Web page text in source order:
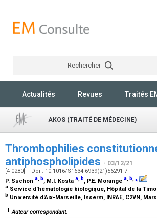
Rechercher
Actualités Revues Traités
AKOS (TRAITÉ DE MÉDECINE)
Thrombophilies
antiphospholipides - 03/12/21
[4-0280] - Doi : 10.1016/S1634-6939(21)56291-7
P. Suchon a, b, M.I. Kosta a, b, P.E. Morange a, b,⁎
a Service d'hématologie biologique, Hôpital de la
b Université d'Aix-Marseille, Inserm, INRAE, C2VN,
Auteur correspondant.